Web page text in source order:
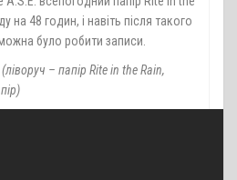
на 48 годин, і навіть після такого
було робити записи.
– папір Rite in the Rain,